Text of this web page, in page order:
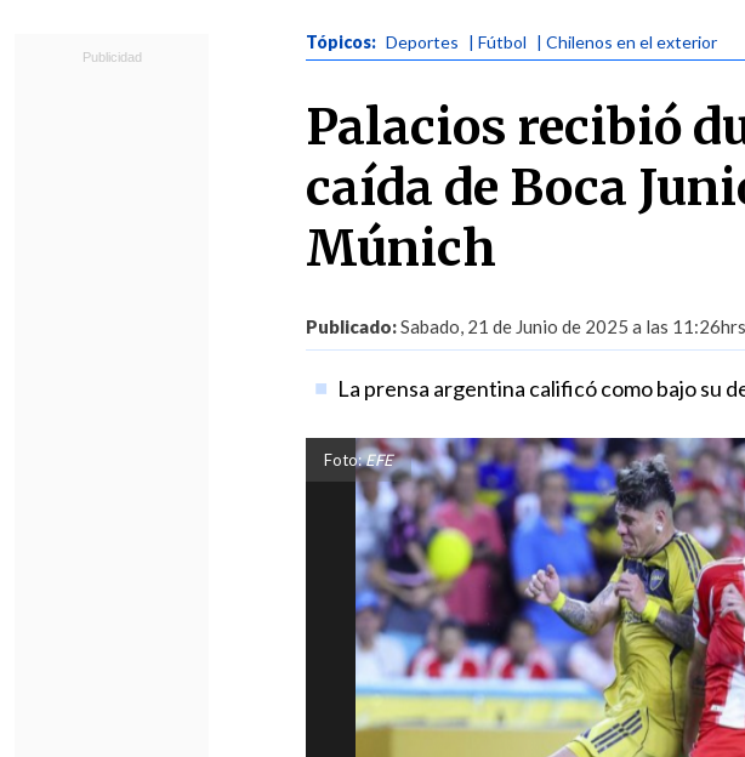
Tópicos: Deportes | Fútbol | Chilenos en el exterior
Palacios recibió
caída de Boca
Múnich
Publicado:Sabado, 21 de Junio de 2025 a las
La prensa argentina calificó como bajo su
Foto:EFE